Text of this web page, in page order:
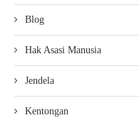
Blog
Hak Asasi Manusia
Jendela
Kentongan